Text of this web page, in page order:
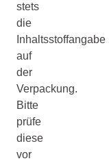
stets
die
Inhaltsstoffangabe
auf
der
Verpackung.
Bitte
prüfe
diese
vor